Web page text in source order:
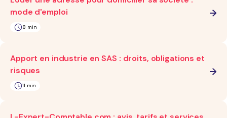
mode d'emploi
8 min
Apport en industrie en SAS : droits, obligations et
risques
11 min